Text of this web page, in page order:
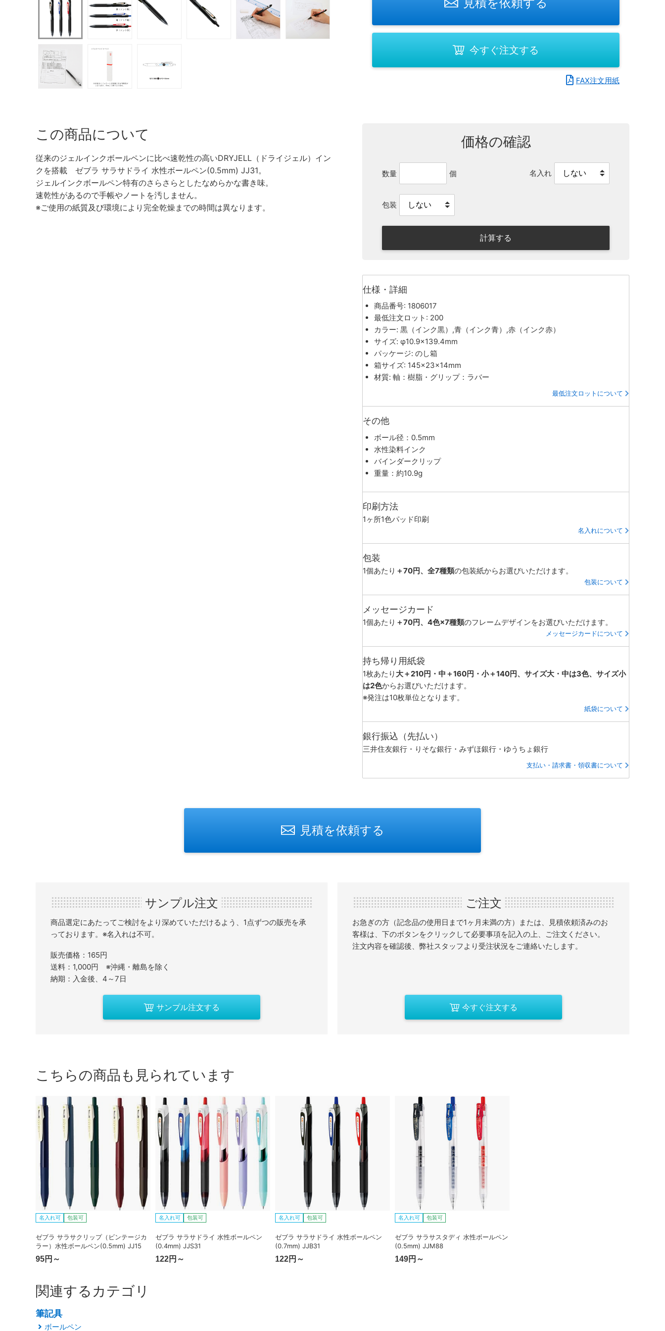
今すぐ注文する
FAX注文用紙
この商品について
従来のジェルインクボールペンに比べ速乾性の高いDRYJELL（ドライジェル）イン
クを搭載 ゼブラ サラサドライ 水性ボールペン(0.5mm) JJ31。
ジェルインクボールペン特有のさらさらとしたなめらかな書き味。
速乾性があるので手帳やノートを汚しません。
※ご使用の紙質及び環境により完全乾燥までの時間は異なります。
価格の確認
数量 個 名入れ
包装
計算する
仕様・詳細
商品番号: 1806017
最低注文ロット: 200
カラー: 黒（インク黒）,青（インク青）,赤（インク赤）
サイズ: φ10.9×139.4mm
パッケージ: のし箱
箱サイズ: 145×23×14mm
材質: 軸：樹脂・グリップ：ラバー
最低注文ロットについて
その他
ボール径：0.5mm
水性染料インク
バインダークリップ
重量：約10.9g
印刷方法
1ヶ所1色パッド印刷
名入れについて
包装
1個あたり ＋70円、全7種類の包装紙からお選びいただけます。
包装について
メッセージカード
1個あたり ＋70円、4色×7種類のフレームデザインをお選びいただけます。
メッセージカードについて
持ち帰り用紙袋
1枚あたり 大＋210円・中＋160円・小＋140円、サイズ大・中は3色、サイズ小
は2色からお選びいただけます。
※発注は10枚単位となります。
紙袋について
銀行振込（先払い）
三井住友銀行・りそな銀行・みずほ銀行・ゆうちょ銀行
支払い・請求書・領収書について
見積を依頼する
サンプル注文
商品選定にあたってご検討をより深めていただけるよう、1点ずつの販売を承
っております。※名入れは不可。
販売価格：165円
送料：1,000円 ※沖縄・離島を除く
納期：入金後、4～7日
サンプル注文する
ご注文
お急ぎの方（記念品の使用日まで1ヶ月未満の方）または、見積依頼済みのお
客様は、下のボタンをクリックして必要事項を記入の上、ご注文ください。
注文内容を確認後、弊社スタッフより受注状況をご連絡いたします。
今すぐ注文する
こちらの商品も見られています
名入れ可 包装可
ゼブラ サラサクリップ（ビンテージカ
ラー）水性ボールペン(0.5mm) JJ15
95円～
名入れ可 包装可
ゼブラ サラサドライ 水性ボールペン
(0.4mm) JJS31
122円～
名入れ可 包装可
ゼブラ サラサドライ 水性ボールペン
(0.7mm) JJB31
122円～
名入れ可 包装可
ゼブラ サラサスタディ 水性ボールペン
(0.5mm) JJM88
149円～
関連するカテゴリ
筆記具
ボールペン